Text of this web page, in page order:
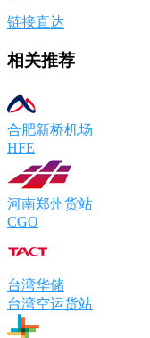
链接直达
相关推荐
合肥新桥机场
HFE
河南郑州货站
CGO
台湾华储
台湾空运货站